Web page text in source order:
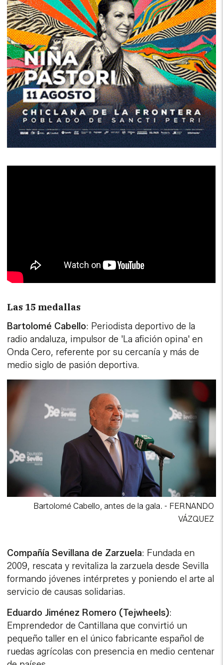
Las 15 medallas
Bartolomé Cabello: Periodista deportivo de la
radio andaluza, impulsor de 'La afición opina' en
Onda Cero, referente por su cercanía y más de
medio siglo de pasión deportiva.
Bartolomé Cabello, antes de la gala. - FERNANDO
VÁZQUEZ
Compañía Sevillana de Zarzuela: Fundada en
2009, rescata y revitaliza la zarzuela desde Sevilla
formando jóvenes intérpretes y poniendo el arte al
servicio de causas solidarias.
Eduardo Jiménez Romero (Tejwheels):
Emprendedor de Cantillana que convirtió un
pequeño taller en el único fabricante español de
ruedas agrícolas con presencia en medio centenar